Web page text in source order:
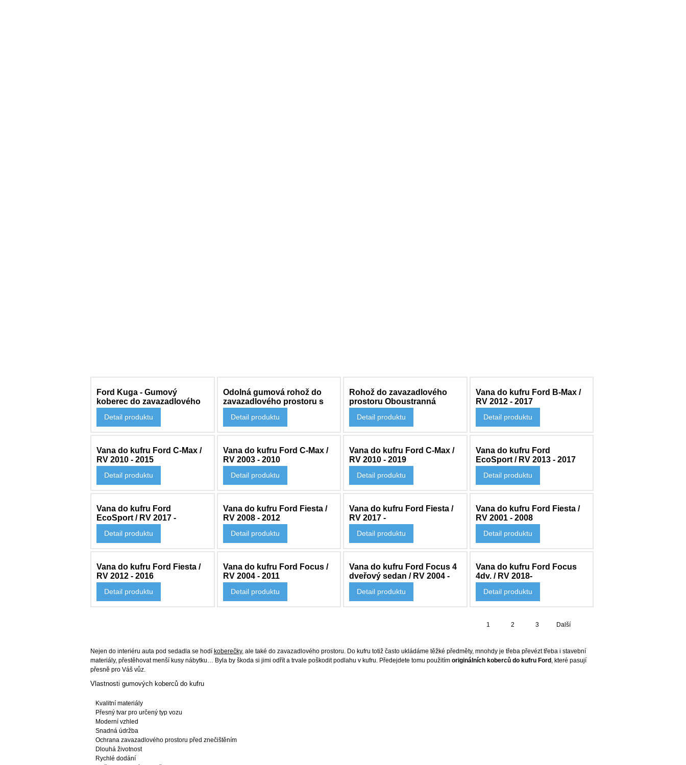
Ford Kuga - Gumový
koberec do zavazadlového
prostoru / RV 2012 -
2 522 Kč
Detail produktu
Odolná gumová rohož do
zavazadlového prostoru s
Logem Mustang Mach-E
2020-
3 775 Kč
Detail produktu
Rohož do zavazadlového
prostoru Oboustranná
Mustang Mach-E 2020-
3 024 Kč
Detail produktu
Vana do kufru Ford B-Max /
RV 2012 - 2017
1 992 Kč
Detail produktu
Vana do kufru Ford C-Max /
RV 2010 - 2015
2 271 Kč
Detail produktu
Vana do kufru Ford C-Max /
RV 2003 - 2010
2 837 Kč
Detail produktu
Vana do kufru Ford C-Max /
RV 2010 - 2019
2 271 Kč
Detail produktu
Vana do kufru Ford
EcoSport / RV 2013 - 2017
2 554 Kč
Detail produktu
Vana do kufru Ford
EcoSport / RV 2017 -
1 150 Kč
Detail produktu
Vana do kufru Ford Fiesta /
RV 2008 - 2012
2 271 Kč
Detail produktu
Vana do kufru Ford Fiesta /
RV 2017 -
2 271 Kč
Detail produktu
Vana do kufru Ford Fiesta /
RV 2001 - 2008
2 248 Kč
Detail produktu
Vana do kufru Ford Fiesta /
RV 2012 - 2016
2 271 Kč
Detail produktu
Vana do kufru Ford Focus /
RV 2004 - 2011
2 554 Kč
Detail produktu
Vana do kufru Ford Focus 4
dveřový sedan / RV 2004 -
2011
2 709 Kč
Detail produktu
Vana do kufru Ford Focus
4dv. / RV 2018-
2 330 Kč
Detail produktu
1 2 3 Další
Nejen do interiéru auta pod sedadla se hodí koberečky, ale také do zavazadlového prostoru. Do kufru totiž často ukládáme těžké předměty, mnohdy je třeba převézt třeba i stavební
materiály, přestěhovat menší kusy nábytku… Byla by škoda si jimi odřít a trvale poškodit podlahu v kufru. Předejdete tomu použitím originálních koberců do kufru Ford , které pasují
přesně pro Váš vůz.
Vlastnosti gumových koberců do kufru
Kvalitní materiály
Přesný tvar pro určený typ vozu
Moderní vzhled
Snadná údržba
Ochrana zavazadlového prostoru před znečištěním
Dlouhá životnost
Rychlé dodání